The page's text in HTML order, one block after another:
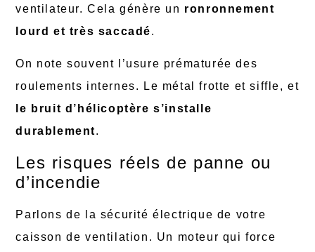
ventilateur. Cela génère un ronronnement
lourd et très saccadé.
On note souvent l’usure prématurée des
roulements internes. Le métal frotte et siffle, et
le bruit d’hélicoptère s’installe
durablement.
Les risques réels de panne ou
d’incendie
Parlons de la sécurité électrique de votre
caisson de ventilation. Un moteur qui force